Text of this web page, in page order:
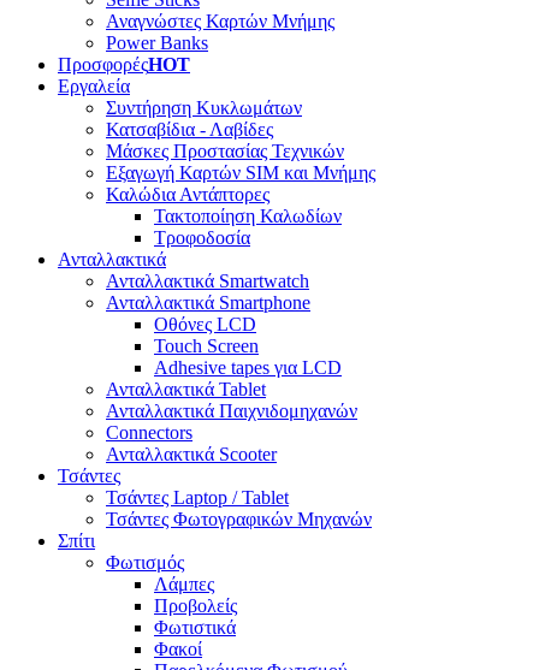
Αναγνώστες Καρτών Μνήμης
Power Banks
ΠροσφορέςHOT
Εργαλεία
Συντήρηση Κυκλωμάτων
Κατσαβίδια - Λαβίδες
Μάσκες Προστασίας Τεχνικών
Εξαγωγή Καρτών SIM και Μνήμης
Καλώδια Αντάπτορες
Τακτοποίηση Καλωδίων
Τροφοδοσία
Ανταλλακτικά
Ανταλλακτικά Smartwatch
Ανταλλακτικά Smartphone
Οθόνες LCD
Touch Screen
Adhesive tapes για LCD
Ανταλλακτικά Tablet
Ανταλλακτικά Παιχνιδομηχανών
Connectors
Ανταλλακτικά Scooter
Τσάντες
Τσάντες Laptop / Tablet
Τσάντες Φωτoγραφικών Μηχανών
Σπίτι
Φωτισμός
Λάμπες
Προβολείς
Φωτιστικά
Φακοί